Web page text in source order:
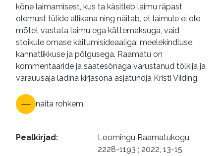
kõne laimamisest, kus ta käsitleb laimu räpast
olemust tülide allikana ning näitab, et laimule ei ole
mõtet vastata laimu ega kättemaksuga, vaid
stoikule omase käitumisideaaliga: meelekindluse,
kannatlikkuse ja põlgusega. Raamatu on
kommentaaride ja saatesõnaga varustanud tõlkija ja
varauusaja ladina kirjasõna asjatundja Kristi Viiding.
näita rohkem
Pealkirjad:
Loomingu Raamatukogu,
2228-1193 ; 2022, 13-15